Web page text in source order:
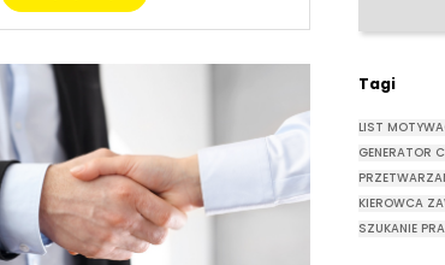
Tagi
LIST
GENERATOR
KIEROWCA
SZUKANIE